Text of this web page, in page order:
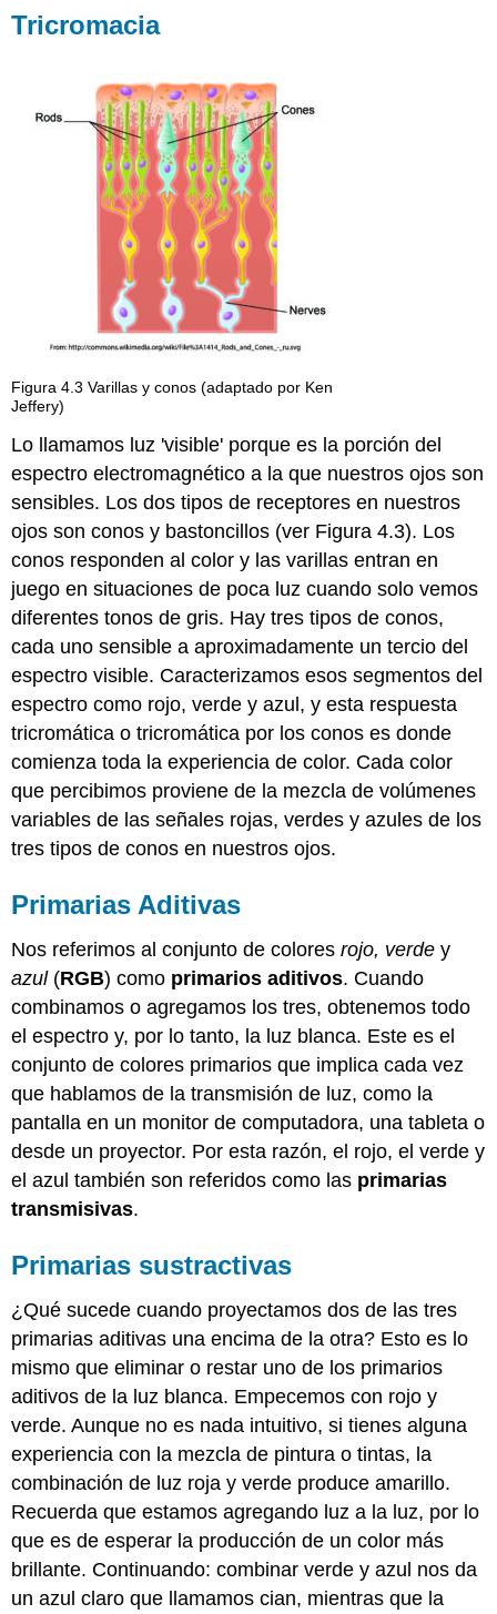
Tricromacia
Figura 4.3 Varillas y conos (adaptado por Ken
Jeffery)
Lo llamamos luz 'visible' porque es la porción del
espectro electromagnético a la que nuestros ojos son
sensibles. Los dos tipos de receptores en nuestros
ojos son conos y bastoncillos (ver Figura 4.3). Los
conos responden al color y las varillas entran en
juego en situaciones de poca luz cuando solo vemos
diferentes tonos de gris. Hay tres tipos de conos,
cada uno sensible a aproximadamente un tercio del
espectro visible. Caracterizamos esos segmentos del
espectro como rojo, verde y azul, y esta respuesta
tricromática o tricromática por los conos es donde
comienza toda la experiencia de color. Cada color
que percibimos proviene de la mezcla de volúmenes
variables de las señales rojas, verdes y azules de los
tres tipos de conos en nuestros ojos.
Primarias Aditivas
Nos referimos al conjunto de coloresrojo, verde y
azul(RGB) como primarios aditivos. Cuando
combinamos o agregamos los tres, obtenemos todo
el espectro y, por lo tanto, la luz blanca. Este es el
conjunto de colores primarios que implica cada vez
que hablamos de la transmisión de luz, como la
pantalla en un monitor de computadora, una tableta o
desde un proyector. Por esta razón, el rojo, el verde y
el azul también son referidos como las primarias
transmisivas.
Primarias sustractivas
¿Qué sucede cuando proyectamos dos de las tres
primarias aditivas una encima de la otra? Esto es lo
mismo que eliminar o restar uno de los primarios
aditivos de la luz blanca. Empecemos con rojo y
verde. Aunque no es nada intuitivo, si tienes alguna
experiencia con la mezcla de pintura o tintas, la
combinación de luz roja y verde produce amarillo.
Recuerda que estamos agregando luz a la luz, por lo
que es de esperar la producción de un color más
brillante. Continuando: combinar verde y azul nos da
un azul claro que llamamos cian, mientras que la